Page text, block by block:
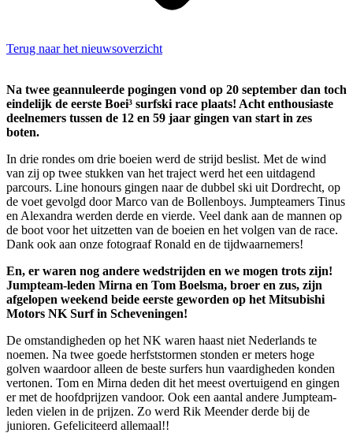
Terug naar het nieuwsoverzicht
Na twee geannuleerde pogingen vond op 20 september dan toch
eindelijk de eerste Boei³ surfski race plaats! Acht enthousiaste
deelnemers tussen de 12 en 59 jaar gingen van start in zes
boten.
In drie rondes om drie boeien werd de strijd beslist. Met de wind
van zij op twee stukken van het traject werd het een uitdagend
parcours. Line honours gingen naar de dubbel ski uit Dordrecht, op
de voet gevolgd door Marco van de Bollenboys. Jumpteamers Tinus
en Alexandra werden derde en vierde. Veel dank aan de mannen op
de boot voor het uitzetten van de boeien en het volgen van de race.
Dank ook aan onze fotograaf Ronald en de tijdwaarnemers!
En, er waren nog andere wedstrijden en we mogen trots zijn!
Jumpteam-leden Mirna en Tom Boelsma, broer en zus, zijn
afgelopen weekend beide eerste geworden op het Mitsubishi
Motors NK Surf in Scheveningen!
De omstandigheden op het NK waren haast niet Nederlands te
noemen. Na twee goede herfststormen stonden er meters hoge
golven waardoor alleen de beste surfers hun vaardigheden konden
vertonen. Tom en Mirna deden dit het meest overtuigend en gingen
er met de hoofdprijzen vandoor. Ook een aantal andere Jumpteam-
leden vielen in de prijzen. Zo werd Rik Meender derde bij de
junioren. Gefeliciteerd allemaal!!